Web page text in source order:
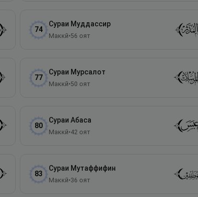
74
Сураи Муддассир
Маккӣ•56 оят
77
Сураи Мурсалот
Маккӣ•50 оят
80
Сураи Абаса
Маккӣ•42оят
83
Сураи Мутаффифин
Маккӣ•36 оят